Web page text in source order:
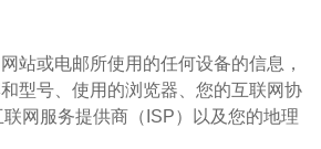
站或电邮所使用的任何设备的信息，
型号、使用的浏览器、您的互联网协
网服务提供商（ISP）以及您的地理